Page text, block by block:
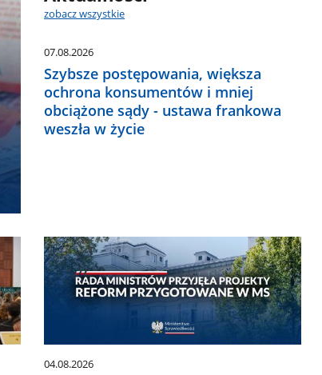
zobacz wszystkie
07.08.2026
Szybsze postępowania, większa
ochrona konsumentów i mniej
obciążone sądy - ustawa frankowa
weszła w życie
04.08.2026